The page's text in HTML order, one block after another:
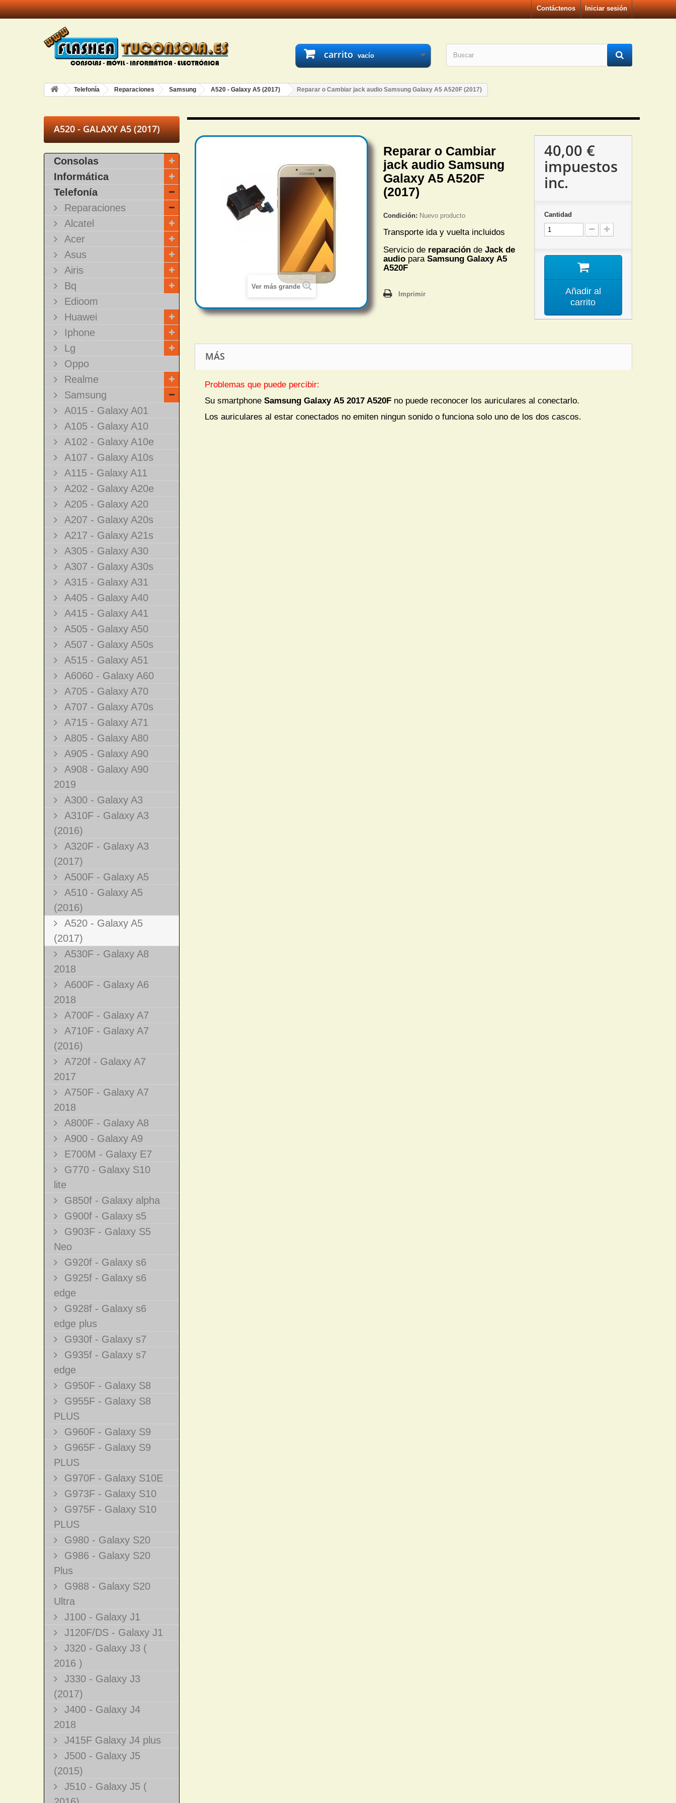
Iniciar sesión
Contáctenos
carrito vacío
Telefonía Reparaciones Samsung A520 - Galaxy A5 (2017) Reparar o Cambiar jack audio Samsung Galaxy A5 A520F (2017)
A520 - GALAXY A5 (2017)
Consolas
Informática
Telefonía
Reparaciones
Alcatel
Acer
Asus
Airis
Bq
Edioom
Huawei
Iphone
Lg
Oppo
Realme
Samsung
A015 - Galaxy A01
A105 - Galaxy A10
A102 - Galaxy A10e
A107 - Galaxy A10s
A115 - Galaxy A11
A202 - Galaxy A20e
A205 - Galaxy A20
A207 - Galaxy A20s
A217 - Galaxy A21s
A305 - Galaxy A30
A307 - Galaxy A30s
A315 - Galaxy A31
A405 - Galaxy A40
A415 - Galaxy A41
A505 - Galaxy A50
A507 - Galaxy A50s
A515 - Galaxy A51
A6060 - Galaxy A60
A705 - Galaxy A70
A707 - Galaxy A70s
A715 - Galaxy A71
A805 - Galaxy A80
A905 - Galaxy A90
A908 - Galaxy A90
2019
A300 - Galaxy A3
A310F - Galaxy A3
(2016)
A320F - Galaxy A3
(2017)
A500F - Galaxy A5
A510 - Galaxy A5
(2016)
A520 - Galaxy A5
(2017)
A530F - Galaxy A8
2018
A600F - Galaxy A6
2018
A700F - Galaxy A7
A710F - Galaxy A7
(2016)
A720f - Galaxy A7
2017
A750F - Galaxy A7
2018
A800F - Galaxy A8
A900 - Galaxy A9
E700M - Galaxy E7
G770 - Galaxy S10
lite
G850f - Galaxy alpha
G900f - Galaxy s5
G903F - Galaxy S5
Neo
G920f - Galaxy s6
G925f - Galaxy s6
edge
G928f - Galaxy s6
edge plus
G930f - Galaxy s7
G935f - Galaxy s7
edge
G950F - Galaxy S8
G955F - Galaxy S8
PLUS
G960F - Galaxy S9
G965F - Galaxy S9
PLUS
G970F - Galaxy S10E
G973F - Galaxy S10
G975F - Galaxy S10
PLUS
G980 - Galaxy S20
G986 - Galaxy S20
Plus
G988 - Galaxy S20
Ultra
J100 - Galaxy J1
J120F/DS - Galaxy J1
J320 - Galaxy J3 (
2016 )
J330 - Galaxy J3
(2017)
J400 - Galaxy J4
2018
J415F Galaxy J4 plus
J500 - Galaxy J5
(2015)
J510 - Galaxy J5 (
Ver más grande
Reparar o Cambiar
jack audio Samsung
Galaxy A5 A520F
(2017)
Condición: Nuevo producto
Transporte ida y vuelta incluidos
Servicio de reparación de Jack de
audio para Samsung Galaxy A5
A520F
Imprimir
40,00 €
impuestos
inc.
Cantidad
Añadir al
carrito
MÁS
Problemas que puede percibir:
Su smartphone Samsung Galaxy A5 2017 A520F no puede reconocer los auriculares al conectarlo.
Los auriculares al estar conectados no emiten ningun sonido o funciona solo uno de los dos cascos.